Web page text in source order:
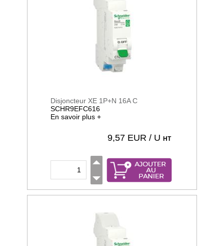
Disjoncteur XE 1P+N 16A C
SCHR9EFC616
En savoir plus +
9,57 EUR / U HT